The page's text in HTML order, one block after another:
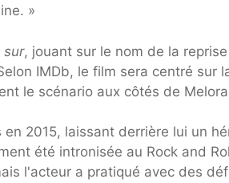
»
sur, jouant sur le nom de la
IMDb, le film sera centré sur
le scénario aux côtés de
2015, laissant derrière lui un
été intronisée au Rock and
l'acteur a pratiqué avec des